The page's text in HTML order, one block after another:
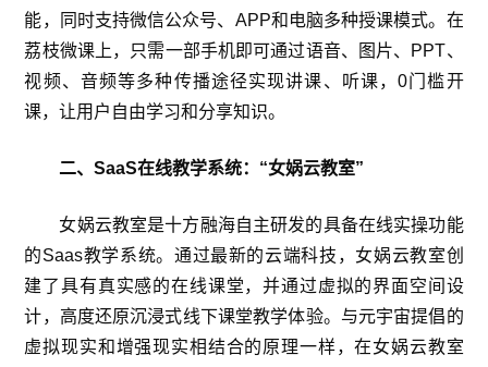
能，同时支持微信公众号、APP和电脑多种授课模式。在
荔枝微课上，只需一部手机即可通过语音、图片、PPT、
视频、音频等多种传播途径实现讲课、听课，0门槛开
课，让用户自由学习和分享知识。
二、SaaS在线教学系统：“女娲云教室”
女娲云教室是十方融海自主研发的具备在线实操功能
的Saas教学系统。通过最新的云端科技，女娲云教室创
建了具有真实感的在线课堂，并通过虚拟的界面空间设
计，高度还原沉浸式线下课堂教学体验。与元宇宙提倡的
虚拟现实和增强现实相结合的原理一样，在女娲云教室